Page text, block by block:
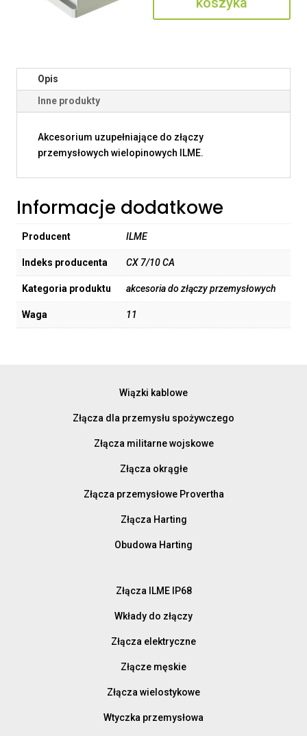
Opis
Inne produkty
Akcesorium uzupełniające do złączy
przemysłowych wielopinowych ILME.
Informacje dodatkowe
Producent ILME
Indeks producenta CX 7/10 CA
Kategoria produktu akcesoria do złączy przemysłowych
Waga 11
Wiązki kablowe
Złącza dla przemysłu spożywczego
Złącza militarne wojskowe
Złącza okrągłe
Złącza przemysłowe Provertha
Złącza Harting
Obudowa Harting
Złącza ILME IP68
Wkłady do złączy
Złącza elektryczne
Złącze męskie
Złącza wielostykowe
Wtyczka przemysłowa